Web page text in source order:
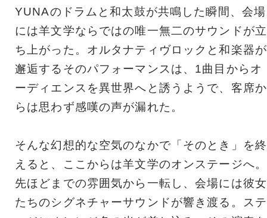
YUNAのドラムと和太鼓が共鳴した瞬間、会場
には羊文学ならではの唯一無二のサウンドが立
ち上がった。オルタナティヴロックと和楽器が
邂逅するそのパフォーマンスは、1曲目からオ
ーディエンスを異世界へと誘うようで、客席か
らは思わず感嘆の声が漏れた。
そんな幻想的な空気のなかで「そのとき」を終
えると、ここからは羊文学のオンステージへ。
先ほどまでの雰囲気から一転し、会場には彼女
たちのシグネチャーサウンドが響き渡る。ステ